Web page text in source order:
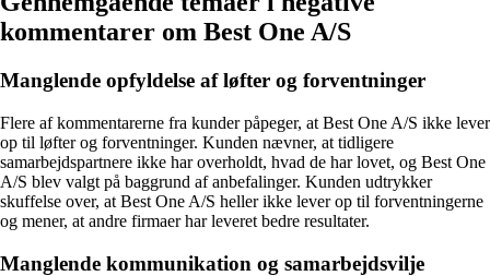
kommentarer om Best One A/S
Manglende opfyldelse af løfter og forventninger
Flere af kommentarerne fra kunder påpeger, at Best One A/S ikke lever
op til løfter og forventninger. Kunden nævner, at tidligere
samarbejdspartnere ikke har overholdt, hvad de har lovet, og Best One
A/S blev valgt på baggrund af anbefalinger. Kunden udtrykker
skuffelse over, at Best One A/S heller ikke lever op til forventningerne
og mener, at andre firmaer har leveret bedre resultater.
Manglende kommunikation og samarbejdsvilje